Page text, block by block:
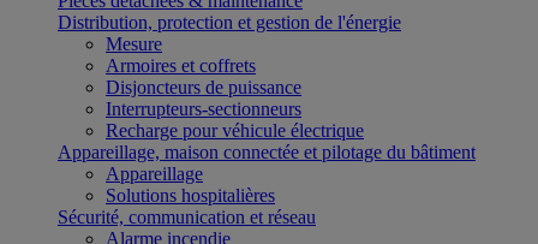
Distribution, protection et gestion de l'énergie
Mesure
Armoires et coffrets
Disjoncteurs de puissance
Interrupteurs-sectionneurs
Recharge pour véhicule électrique
Appareillage, maison connectée et pilotage du bâtiment
Appareillage
Solutions hospitalières
Sécurité, communication et réseau
Alarme incendie